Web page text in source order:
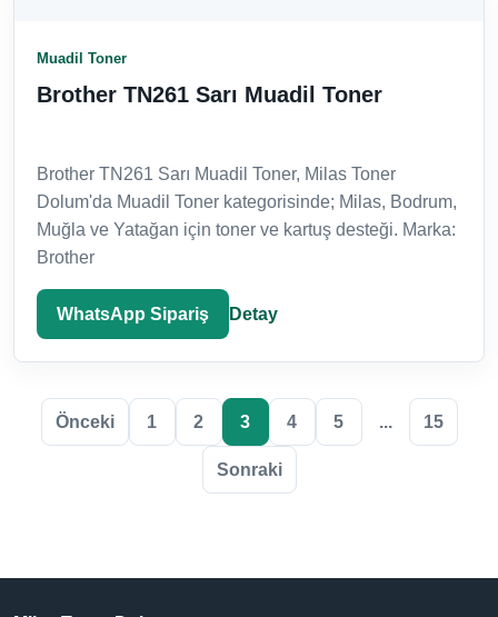
Muadil Toner
Brother TN261 Sarı Muadil Toner
Brother TN261 Sarı Muadil Toner, Milas Toner
Dolum'da Muadil Toner kategorisinde; Milas, Bodrum,
Muğla ve Yatağan için toner ve kartuş desteği. Marka:
Brother
WhatsApp Sipariş Detay
Önceki 1 2 3 4 5 ... 15
Sonraki